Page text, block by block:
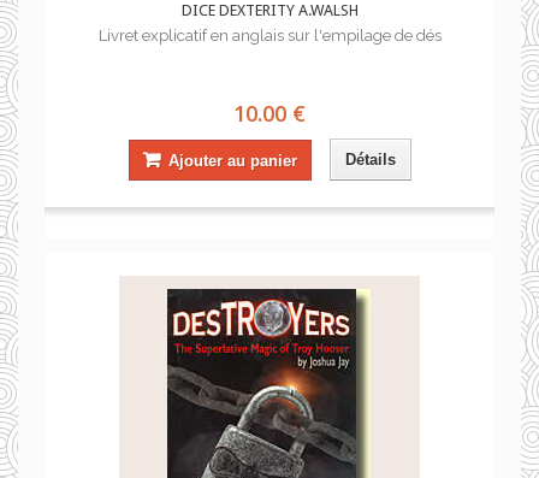
DICE DEXTERITY A.WALSH
Livret explicatif en anglais sur l'empilage de dés
10.00 €
Ajouter au panier Détails